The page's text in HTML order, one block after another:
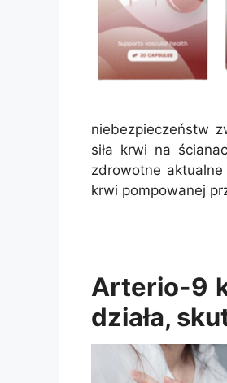
niebezpieczeństw
siła krwi na
zdrowotne
krwi pompowanej
Arterio-9
działa,